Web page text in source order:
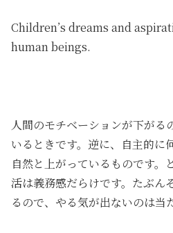
Children’s dreams and
human beings.
人間のモチベーションが下がる
いるときです。逆に、自主的に
自然と上がっているものです。
活は義務感だらけです。たぶん
るので、やる気が出ないのは当